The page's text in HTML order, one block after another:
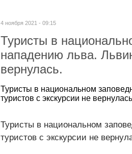
4 ноября 2021 - 09:15
Туристы в
нападению льва.
вернулась.
Туристы в национальном
туристов с экскурсии не
Туристы в национальном
туристов с экскурсии не